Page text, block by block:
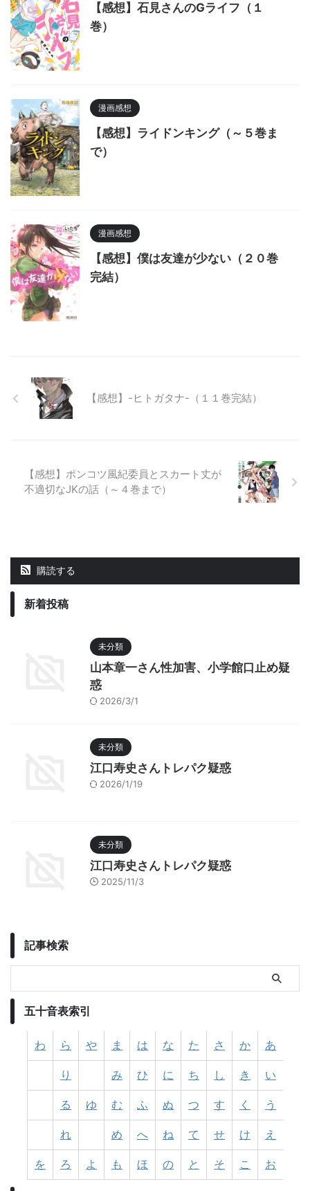
【感想】石見さんのGライフ（１
巻）
漫画感想
【感想】ライドンキング（～５巻ま
で）
漫画感想
【感想】僕は友達が少ない（２０巻
完結）
【感想】-ヒトガタナ-（１１巻完結）
【感想】ポンコツ風紀委員とスカート丈が
不適切なJKの話（～４巻まで）
購読する
新着投稿
未分類
山本章一さん性加害、小学館口止め疑
惑
2026/3/1
未分類
江口寿史さんトレパク疑惑
2026/1/19
未分類
江口寿史さんトレパク疑惑
2025/11/3
記事検索
五十音表索引
わ ら や ま は な た さ か あ
り み ひ に ち し き い
る ゆ む ふ ぬ つ す く う
れ め へ ね て せ け え
を ろ よ も ほ の と そ こ お